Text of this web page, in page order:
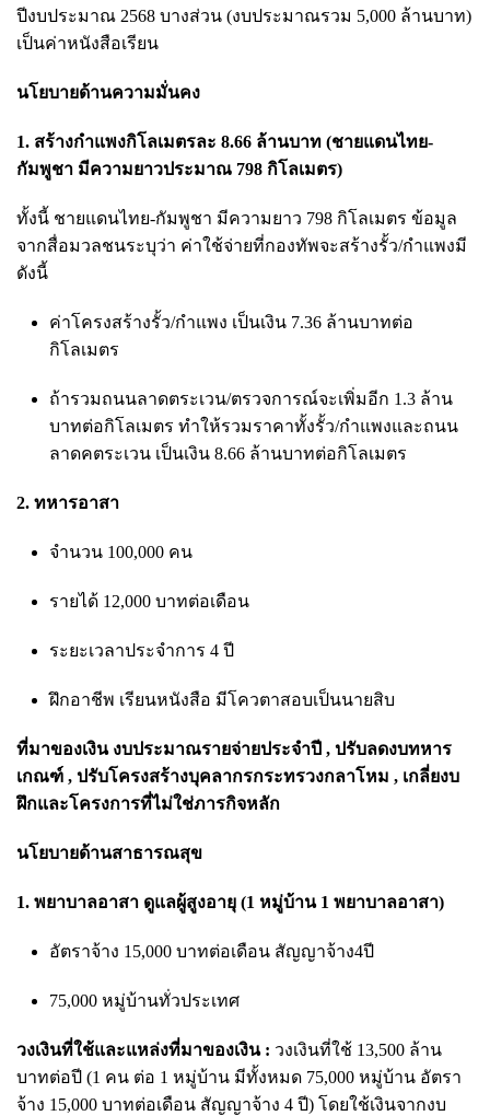
ปีงบประมาณ 2568 บางส่วน (งบประมาณรวม 5,000 ล้านบาท)
เป็นค่าหนังสือเรียน
นโยบายด้านความมั่นคง
1. สร้างกำแพงกิโลเมตรละ 8.66 ล้านบาท (ชายแดนไทย-
กัมพูชา มีความยาวประมาณ 798 กิโลเมตร)
ทั้งนี้ ชายแดนไทย-กัมพูชา มีความยาว 798 กิโลเมตร ข้อมูล
จากสื่อมวลชนระบุว่า ค่าใช้จ่ายที่กองทัพจะสร้างรั้ว/กำแพงมี
ดังนี้
ค่าโครงสร้างรั้ว/กำแพง เป็นเงิน 7.36 ล้านบาทต่อ
กิโลเมตร
ถ้ารวมถนนลาดตระเวน/ตรวจการณ์จะเพิ่มอีก 1.3 ล้าน
บาทต่อกิโลเมตร ทำให้รวมราคาทั้งรั้ว/กำแพงและถนน
ลาดคตระเวน เป็นเงิน 8.66 ล้านบาทต่อกิโลเมตร
2. ทหารอาสา
จำนวน 100,000 คน
รายได้ 12,000 บาทต่อเดือน
ระยะเวลาประจำการ 4 ปี
ฝึกอาชีพ เรียนหนังสือ มีโควตาสอบเป็นนายสิบ
ที่มาของเงิน งบประมาณรายจ่ายประจำปี , ปรับลดงบทหาร
เกณฑ์ , ปรับโครงสร้างบุคลากรกระทรวงกลาโหม , เกลี่ยงบ
ฝึกและโครงการที่ไม่ใช่ภารกิจหลัก
นโยบายด้านสาธารณสุข
1. พยาบาลอาสา ดูแลผู้สูงอายุ (1 หมู่บ้าน 1 พยาบาลอาสา)
อัตราจ้าง 15,000 บาทต่อเดือน สัญญาจ้าง4ปี
75,000 หมู่บ้านทั่วประเทศ
วงเงินที่ใช้และแหล่งที่มาของเงิน : วงเงินที่ใช้ 13,500 ล้าน
บาทต่อปี (1 คน ต่อ 1 หมู่บ้าน มีทั้งหมด 75,000 หมู่บ้าน อัตรา
จ้าง 15,000 บาทต่อเดือน สัญญาจ้าง 4 ปี) โดยใช้เงินจากงบ